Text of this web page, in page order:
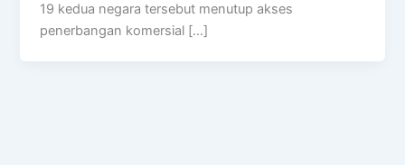
19 kedua negara tersebut menutup akses
penerbangan komersial […]